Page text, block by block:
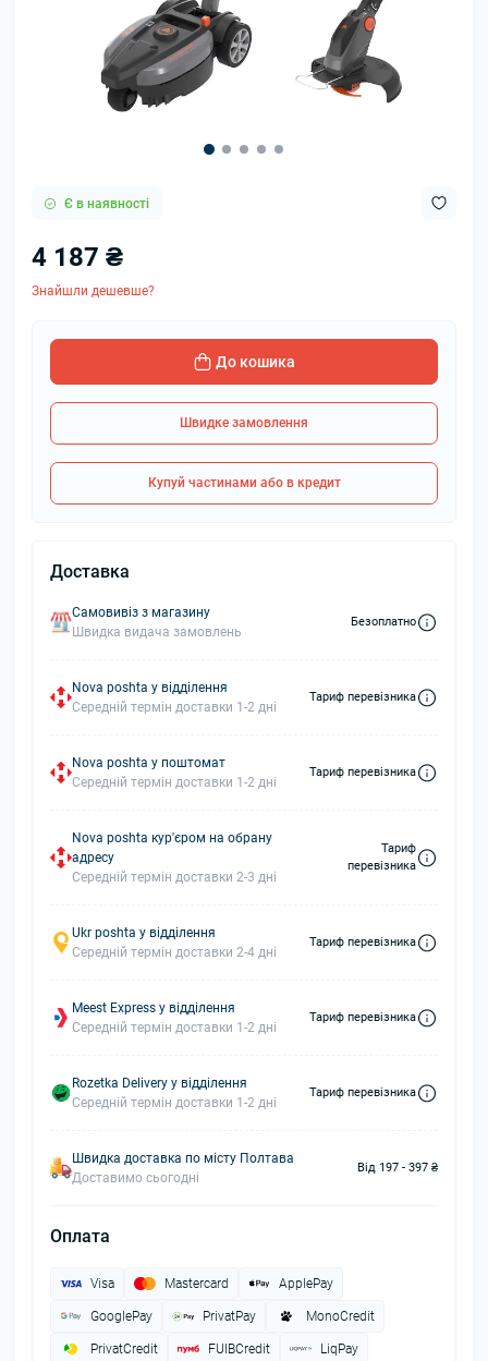
Є в наявності
4 187 ₴
Знайшли дешевше?
До кошика
Швидке замовлення
Купуй частинами або в кредит
Доставка
Самовивіз з магазину
Швидка видача замовлень
Безоплатно
Nova poshta у відділення
Середній термін доставки 1-2 дні
Тариф перевізника
Nova poshta у поштомат
Середній термін доставки 1-2 дні
Тариф перевізника
Nova poshta кур'єром на обрану
адресу
Середній термін доставки 2-3 дні
Тариф
перевізника
Ukr poshta у відділення
Середній термін доставки 2-4 дні
Тариф перевізника
Meest Express у відділення
Середній термін доставки 1-2 дні
Тариф перевізника
Rozetka Delivery у відділення
Середній термін доставки 1-2 дні
Тариф перевізника
Швидка доставка по місту Полтава
Доставимо сьогодні
Від 197 - 397 ₴
Оплата
Visa Mastercard ApplePay
GooglePay PrivatPay MonoCredit
PrivatCredit FUIBCredit LiqPay